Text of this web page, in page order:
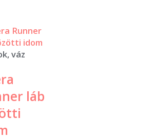
váz
láb